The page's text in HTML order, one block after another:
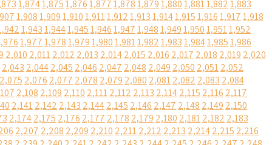
1,8741,8751,8761,8771,8781,8791,8801,8811,8821,883
1,9081,9091,9101,9111,9121,9131,9141,9151,9161,9171,918
1,9431,9441,9451,9461,9471,9481,9491,9501,9511,952
1,9771,9781,9791,9801,9811,9821,9831,9841,9851,986
2,010 2,0112,012 2,013 2,0142,015 2,016 2,017 2,018 2,019 2,020
2,043 2,0442,045 2,046 2,047 2,048 2,049 2,050 2,0512,052
2,075 2,076 2,077 2,078 2,079 2,080 2,0812,082 2,083 2,084
2,108 2,109 2,110 2,1112,112 2,113 2,1142,115 2,116 2,117
2,1412,142 2,143 2,1442,145 2,146 2,147 2,148 2,149 2,150
2,1742,175 2,176 2,177 2,178 2,179 2,180 2,1812,182 2,183
2,207 2,208 2,209 2,210 2,2112,212 2,213 2,2142,215 2,216